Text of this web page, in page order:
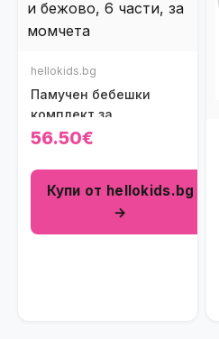
hellokids.bg
Памучен бебешки
комплект за
изписване Perfect
и бежово (6 части)
56.50€
Купи от hellokids.bg
→